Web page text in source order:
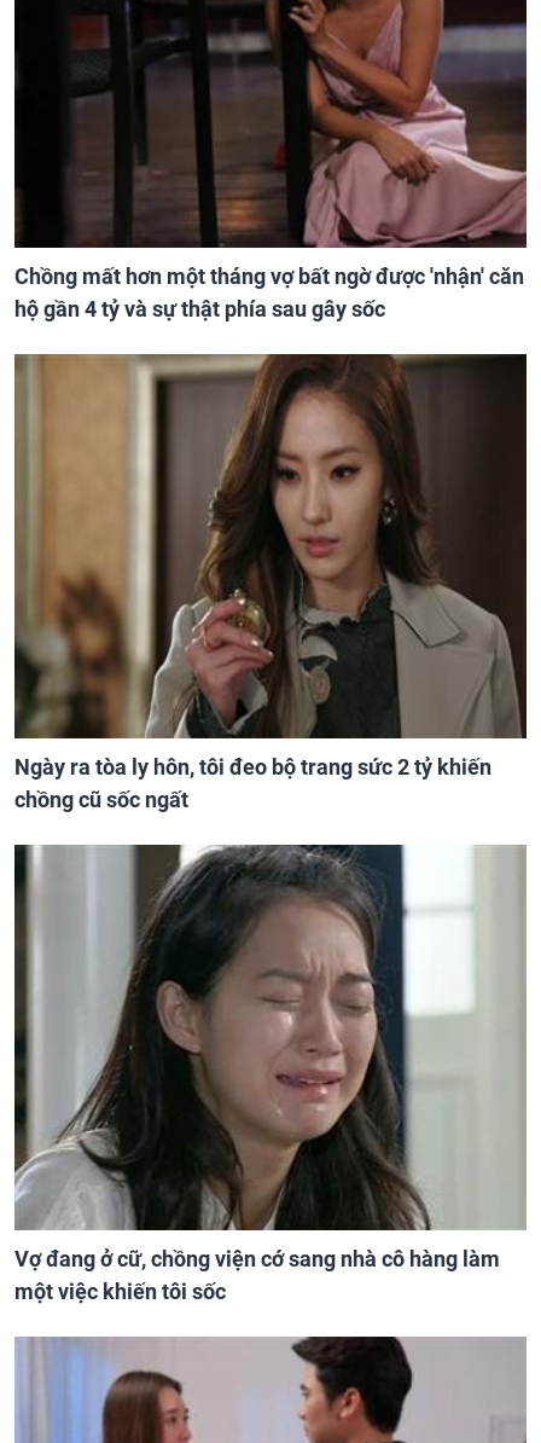
Chồng mất hơn một tháng vợ bất ngờ được 'nhận' căn
hộ gần 4 tỷ và sự thật phía sau gây sốc
Ngày ra tòa ly hôn, tôi đeo bộ trang sức 2 tỷ khiến
chồng cũ sốc ngất
Vợ đang ở cữ, chồng viện cớ sang nhà cô hàng làm
một việc khiến tôi sốc